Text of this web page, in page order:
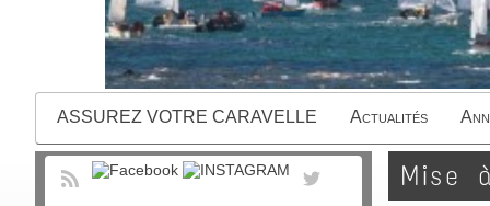
ASSUREZ VOTRE CARAVELLE Actualités
Mise